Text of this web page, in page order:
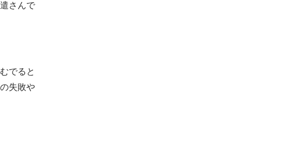
さんで
でると
失敗や